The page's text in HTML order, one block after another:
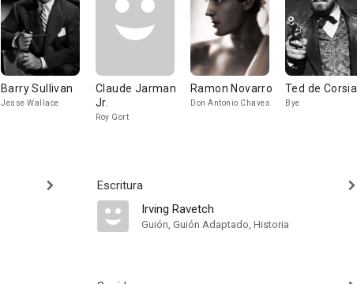
Barry Sullivan
Jesse Wallace
Claude Jarman
Jr.
Roy Gort
Ramon Novarro
Don Antonio Chaves
Ted de Corsia
Bye
Escritura
Irving Ravetch
Guión, Guión Adaptado, Historia